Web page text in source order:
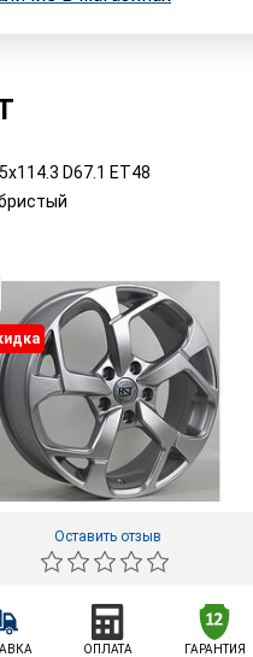
D67.1 ET48
Оставить отзыв
ОПЛАТА ГАРАНТИЯ